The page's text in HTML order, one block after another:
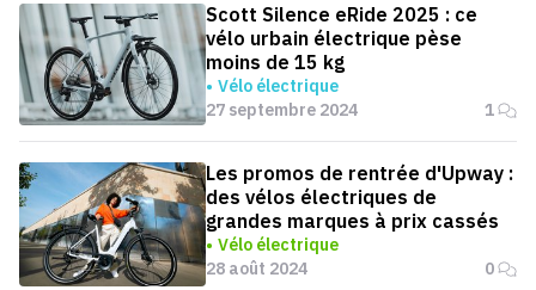
Scott Silence eRide 2025 : ce
vélo urbain électrique pèse
moins de 15 kg
Vélo électrique
27 septembre 2024
1
Les promos de rentrée d'Upway :
des vélos électriques de
grandes marques à prix cassés
Vélo électrique
28 août 2024
0